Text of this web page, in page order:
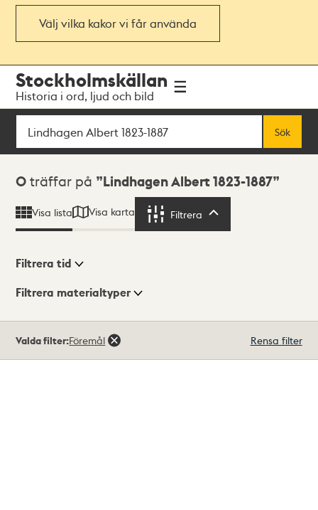
Välj vilka kakor vi får använda
navigationen
huvudinnehållet
Stockholmskällan
Historia i ord, ljud och bild
Sök
Sök
Sökresultat
0 träffar på Lindhagen Albert 1823-1887
Visa lista Visa karta Filtrera
Visningsläge
Filtrera tid
Filtrera materialtyper
träffar
Valda filter:Föremål Rensa filter